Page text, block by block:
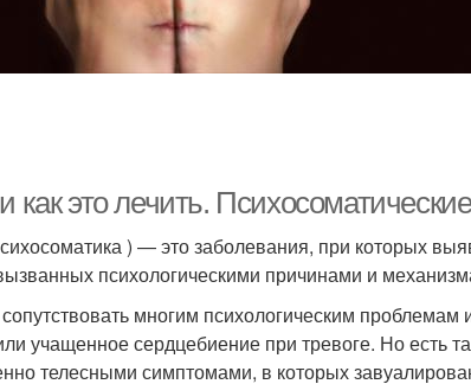
как это лечить.
) — это заболевания, при которых
психологическими причинами и
многим психологическим проблемам
учащенное сердцебиение при тревоге. Но есть
телесными симптомами, в которых